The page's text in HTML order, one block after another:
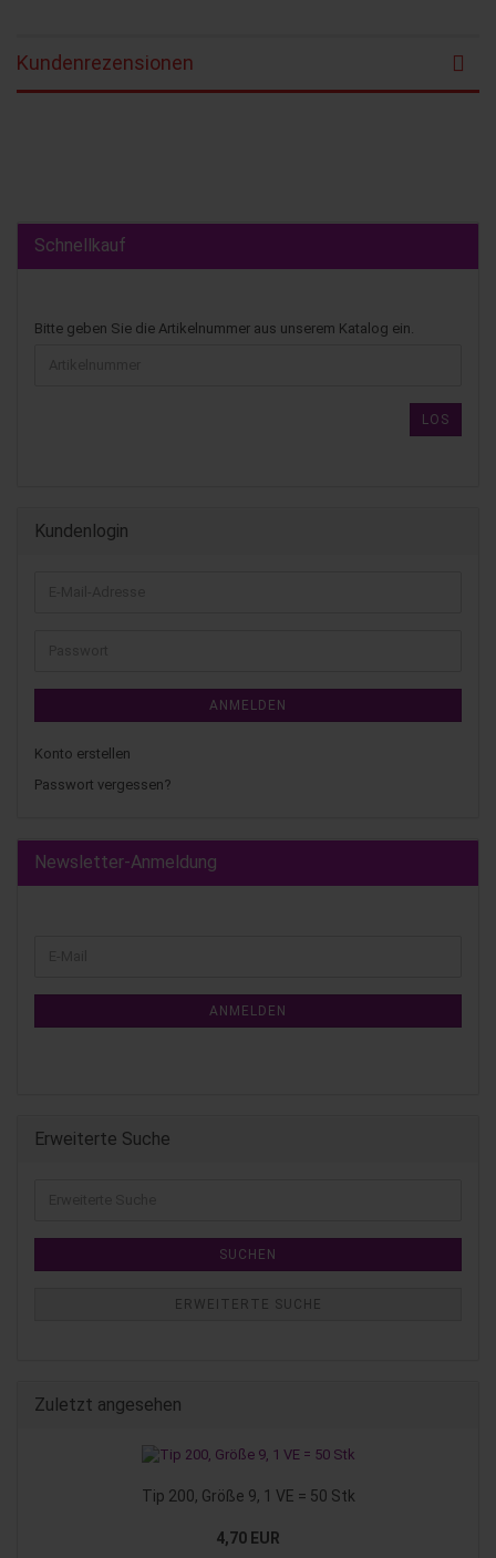
Kundenrezensionen
Schnellkauf
Bitte geben Sie die Artikelnummer aus unserem Katalog ein.
LOS
Kundenlogin
ANMELDEN
Konto erstellen
Passwort vergessen?
Newsletter-Anmeldung
ANMELDEN
Erweiterte Suche
SUCHEN
ERWEITERTE SUCHE
Zuletzt angesehen
Tip 200, Größe 9, 1 VE = 50 Stk
4,70 EUR